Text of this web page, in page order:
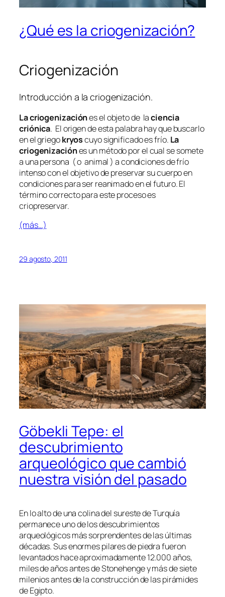
¿Qué es la criogenización?
Criogenización
Introducción a la criogenización.
La criogenizaciónes el objeto de laciencia
criónica. El origen de esta palabra hay que buscarlo
en el griegokryoscuyo significado es frío. La
criogenizaciónes un método por el cual se somete
a una persona ( o animal ) a condiciones de frío
intenso con el objetivo de preservar su cuerpo en
condiciones para ser reanimado en el futuro. El
término correcto para este proceso es
criopreservar.
(más…)
29 agosto, 2011
Göbekli Tepe: el
descubrimiento
arqueológico que cambió
nuestra visión del pasado
En lo alto de una colina del sureste de Turquía
permanece uno de los descubrimientos
arqueológicos más sorprendentes de las últimas
décadas. Sus enormes pilares de piedra fueron
levantados hace aproximadamente 12.000 años,
miles de años antes de Stonehenge y más de siete
milenios antes de la construcción de las pirámides
de Egipto.